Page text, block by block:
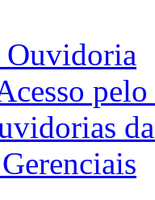
Ouvidoria